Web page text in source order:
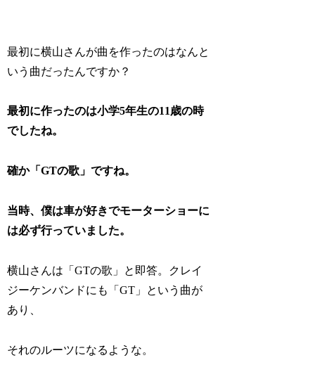
最初に横山さんが曲を作ったのはなんと
いう曲だったんですか？
最初に作ったのは小学5年生の11歳の時
でしたね。
確か「GTの歌」ですね。
当時、僕は車が好きでモーターショーに
は必ず行っていました。
横山さんは「GTの歌」と即答。クレイ
ジーケンバンドにも「GT」という曲が
あり、
それのルーツになるような。